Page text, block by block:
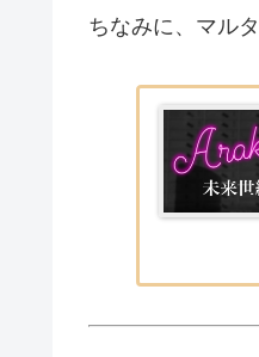
ちなみに、マル